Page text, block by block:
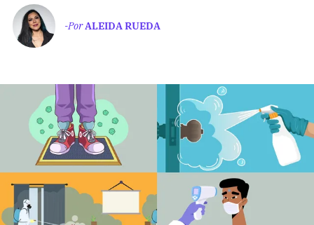
Género
Sobremesa
FORMATOS
Entrevistas
Opinión
Biblioterapia
Cartas y réplicas
-PorALEIDA RUEDA